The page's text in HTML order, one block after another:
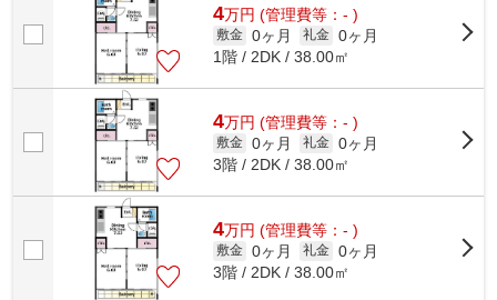
4万円 (管理費等：- )
敷金 0ヶ月 礼金 0ヶ月
1階 / 2DK / 38.00㎡
4万円 (管理費等：- )
敷金 0ヶ月 礼金 0ヶ月
3階 / 2DK / 38.00㎡
4万円 (管理費等：- )
敷金 0ヶ月 礼金 0ヶ月
3階 / 2DK / 38.00㎡